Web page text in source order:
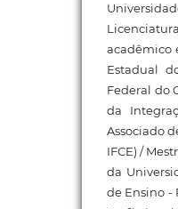
acadêmico
Estadual
Federal do
da
Associado
IFCE) /
da
de Ensino -